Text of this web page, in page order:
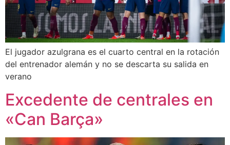
El jugador azulgrana es el cuarto central en la rotación
del entrenador alemán y no se descarta su salida en
verano
Excedente de centrales en
«Can Barça»